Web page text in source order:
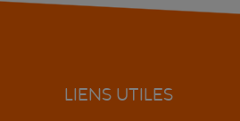
LIENS UTILES